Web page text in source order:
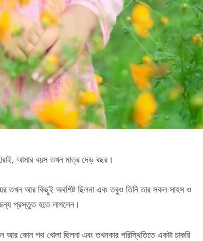
আমার বয়স তখন মাত্র দেড় বছর।
তখন আর কিছুই অবশিষ্ট ছিলনা এবং তবুও তিনি তার সকল সাহস ও
প্রস্তুত হতে লাগলেন।
আর কোন পথ খোলা ছিলনা এবং তখনকার পরিস্থিতিতে একটা চাকরি